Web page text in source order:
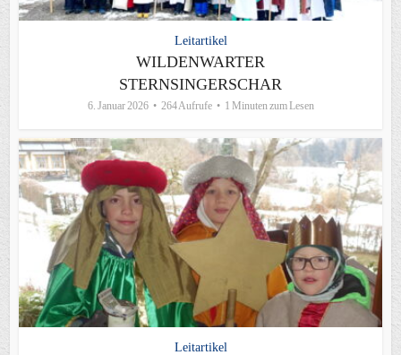
Leitartikel
WILDENWARTER
STERNSINGERSCHAR
6. Januar 2026 264 Aufrufe 1 Minuten zum Lesen
Leitartikel